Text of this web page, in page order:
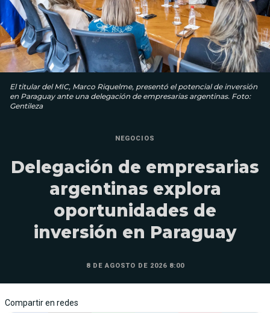
El titular del MIC, Marco Riquelme, presentó el potencial de inversión
en Paraguay ante una delegación de empresarias argentinas. Foto:
Gentileza
NEGOCIOS
Delegación de empresarias
argentinas explora
oportunidades de
inversión en Paraguay
8 DE AGOSTO DE 2026 8:00
Compartir en redes